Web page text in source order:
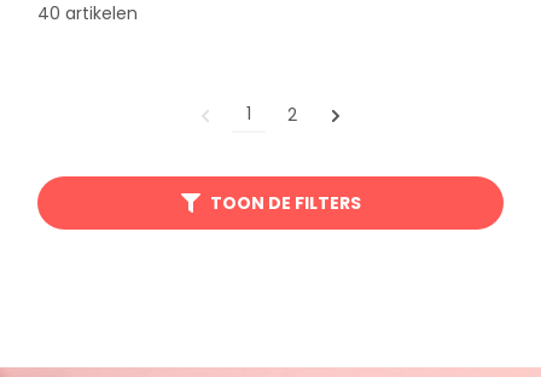
40 artikelen
1 2
TOON DE FILTERS